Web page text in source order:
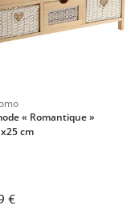
« Romantique »
cm
€